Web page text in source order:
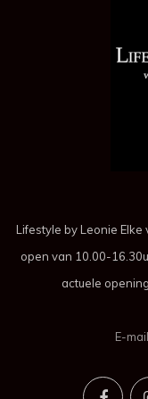
Lifestyle by Leonie
open van 10.00-
actuele
E-mail